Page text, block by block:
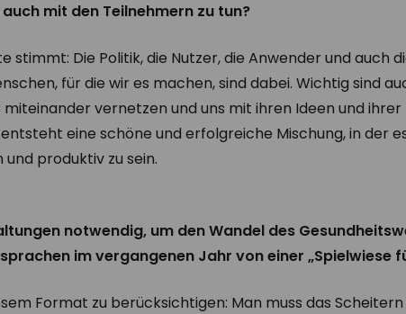
mit den Teilnehmern zu tun?
stimmt: Die Politik, die Nutzer, die Anwender und auch
für die wir es machen, sind dabei. Wichtig sind
miteinander vernetzen und uns mit ihren Ideen und
eine schöne und erfolgreiche Mischung, in der
produktiv zu sein.
notwendig, um den Wandel des
im vergangenen Jahr von einer „Spielwiese
Format zu berücksichtigen: Man muss das Scheitern